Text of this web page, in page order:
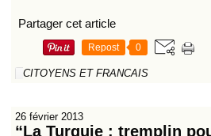
Partager cet article
Repost 0
CITOYENS ET FRANCAIS
26 février 2013
“La Turquie : tremplin